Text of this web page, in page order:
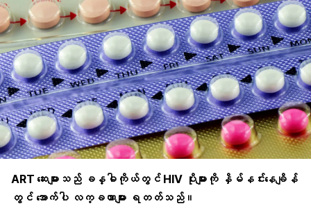
ART ဆေးများသည် ခန္ဓါကိုယ်တွင် HIV ပိုးများကို နှိမ်နင်းနေချိန်
တွင် အောက်ပါ လက္ခဏာများ ရတတ်သည်။